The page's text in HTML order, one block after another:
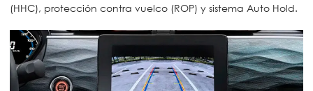
(HHC), protección contra vuelco (ROP) y sistema Auto Hold.